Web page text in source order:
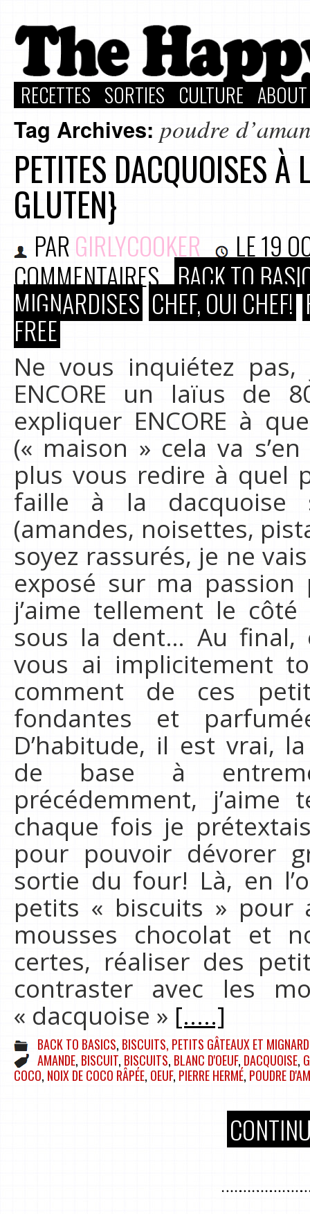
RECETTES SORTIES CULTURE
Tag Archives: poudre
PETITES DACQUOISES
GLUTEN}
PAR GIRLYCOOKER LE19
COMMENTAIRES BACK TO
MIGNARDISES CHEF, OUI CHEF!
FREE
Ne vous inquiétez
ENCORE un laïus de
expliquer ENCORE à
(« maison » cela va
plus vous redire à quel
faille à la dacquoise
(amandes, noisettes,
soyez rassurés, je ne
exposé sur ma
j’aime tellement le
sous la dent… Au final,
vous ai implicitement
comment de ces
fondantes et
D’habitude, il est vrai,
de base à
précédemment,
chaque fois je
pour pouvoir dévorer
sortie du four! Là, en
petits « biscuits » pour
mousses chocolat et
certes, réaliser des
contraster avec les
« dacquoise » [.....]
BACK TO BASICS, BISCUITS, PETITS GÂTEAUX ET
AMANDE, BISCUIT, BISCUITS, BLANC D'OEUF, DACQUOISE,
COCO, NOIX DE COCO RÂPÉE, OEUF, PIERRE HERMÉ, POUDRE